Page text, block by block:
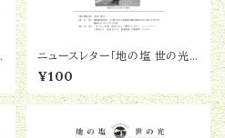
ニュースレター「地の塩 世の光」
No.99『「濹東綺譚」を読む』
¥100